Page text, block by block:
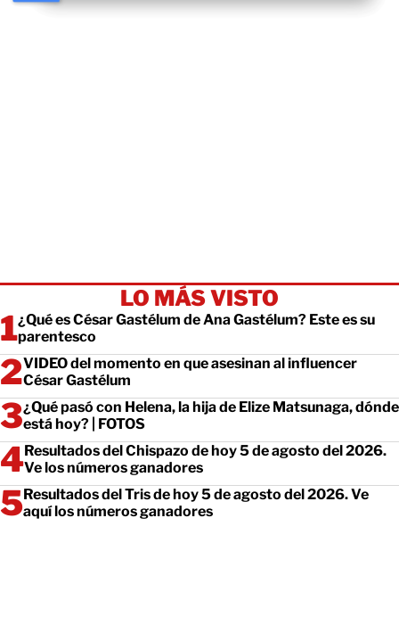
LO MÁS VISTO
¿Qué es César Gastélum de Ana Gastélum? Este es su
parentesco
VIDEO del momento en que asesinan al influencer
César Gastélum
¿Qué pasó con Helena, la hija de Elize Matsunaga, dónde
está hoy? | FOTOS
Resultados del Chispazo de hoy 5 de agosto del 2026.
Ve los números ganadores
Resultados del Tris de hoy 5 de agosto del 2026. Ve
aquí los números ganadores